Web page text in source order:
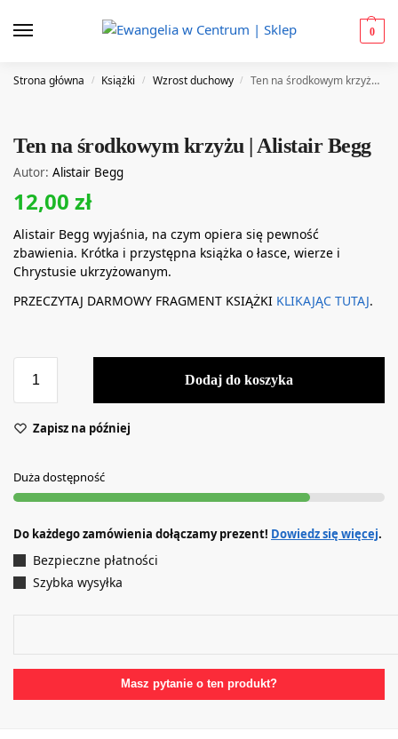
0
Strona główna / Książki / Wzrost duchowy / Ten na środkowym krzyżu | Alistair Begg
Ten na środkowym krzyżu | Alistair Begg
Autor: Alistair Begg
12,00 zł
Alistair Begg wyjaśnia, na czym opiera się pewność
zbawienia. Krótka i przystępna książka o łasce, wierze i
Chrystusie ukrzyżowanym.
PRZECZYTAJ DARMOWY FRAGMENT KSIĄŻKI KLIKAJĄC TUTAJ.
Dodaj do koszyka
Zapisz na później
Duża dostępność
Do każdego zamówienia dołączamy prezent! Dowiedz się więcej.
Bezpieczne płatności
Szybka wysyłka
Masz pytanie o ten produkt?